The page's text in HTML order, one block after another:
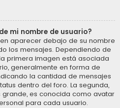
mi nombre de usuario?
aparecer debajo de su nombre
los mensajes. Dependiendo de
primera imagen está asociada
generalmente en forma de
la cantidad de mensajes
dentro del foro. La segunda,
es conocida como avatar
para cada usuario.